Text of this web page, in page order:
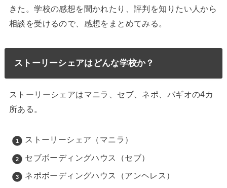
きた。学校の感想を聞かれたり、評判を知りたい人から
相談を受けるので、感想をまとめてみる。
ストーリーシェアはどんな学校か？
ストーリーシェアはマニラ、セブ、ネポ、バギオの4カ
所ある。
ストーリーシェア（マニラ）
セブボーディングハウス（セブ）
ネポボーディングハウス（アンヘレス）